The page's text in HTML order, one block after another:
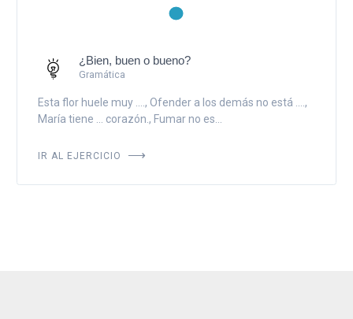
¿Bien, buen o bueno?
Gramática
Esta flor huele muy ...., Ofender a los demás no está ....,
María tiene ... corazón., Fumar no es...
IR AL EJERCICIO